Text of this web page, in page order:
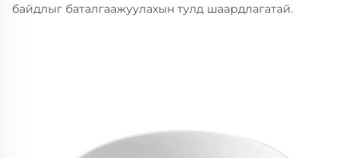
байдлыг баталгаажуулахын тулд шаардлагатай.